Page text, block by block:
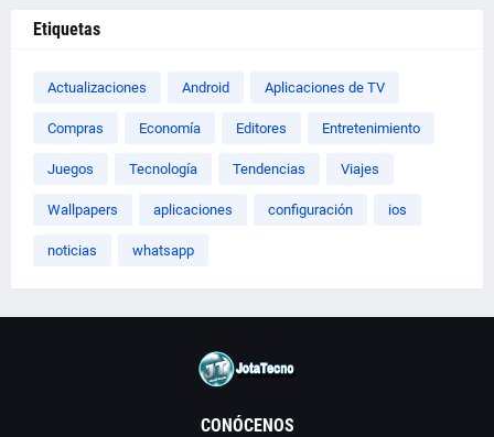
Etiquetas
Actualizaciones Android Aplicaciones de TV
Compras Economía Editores Entretenimiento
Juegos Tecnología Tendencias Viajes
Wallpapers aplicaciones configuración ios
noticias whatsapp
CONÓCENOS